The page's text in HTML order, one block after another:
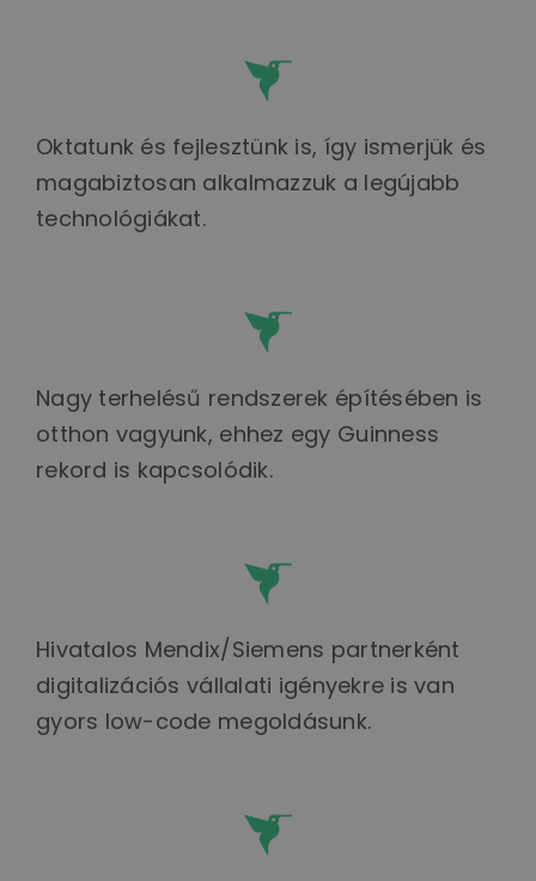
Oktatunk és fejlesztünk is, így ismerjük és
magabiztosan alkalmazzuk a legújabb
technológiákat.
Nagy terhelésű rendszerek építésében is
otthon vagyunk, ehhez egy Guinness
rekord is kapcsolódik.
Hivatalos Mendix/Siemens partnerként
digitalizációs vállalati igényekre is van
gyors low-code megoldásunk.